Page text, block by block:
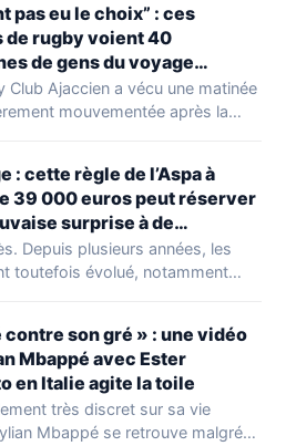
pas eu le choix” : ces
de rugby voient 40
de gens du voyage
dans leur stade, ils les
en moins d’1 heure
Club Ajaccien a vécu une matinée
mouvementée après la
: cette règle de l’Aspa à
39 000 euros peut réserver
surprise à de
familles
Depuis plusieurs années, les
toutefois évolué, notamment
contre son gré » : une vidéo
Mbappé avec Ester
en Italie agite la toile
très discret sur sa vie
Mbappé se retrouve malgré